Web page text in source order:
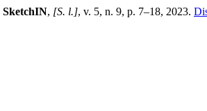
SketchIN, [S. l.], v. 5, n. 9, p. 7–18, 2023.